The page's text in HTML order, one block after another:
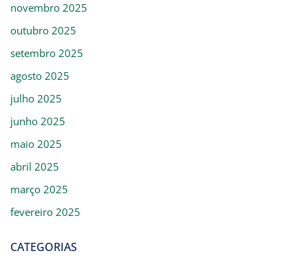
novembro 2025
outubro 2025
setembro 2025
agosto 2025
julho 2025
junho 2025
maio 2025
abril 2025
março 2025
fevereiro 2025
CATEGORIAS